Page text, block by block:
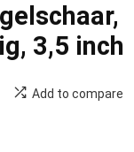
3,5 inch
Add to compare